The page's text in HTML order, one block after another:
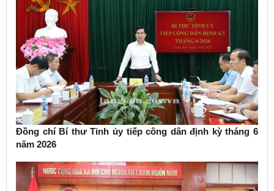
Đồng chí Bí thư Tỉnh ủy tiếp công dân định kỳ tháng 6
năm 2026